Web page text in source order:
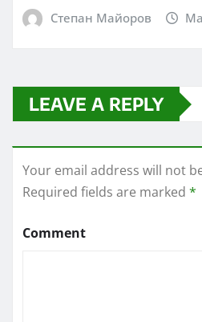
Степан Майоров
LEAVE A REPLY
Your email address will not
Required fields are marked *
Comment